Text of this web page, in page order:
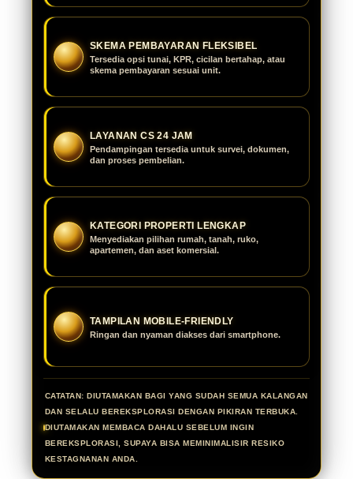
SKEMA PEMBAYARAN FLEKSIBEL
Tersedia opsi tunai, KPR, cicilan bertahap, atau
skema pembayaran sesuai unit.
LAYANAN CS 24 JAM
Pendampingan tersedia untuk survei, dokumen,
dan proses pembelian.
KATEGORI PROPERTI LENGKAP
Menyediakan pilihan rumah, tanah, ruko,
apartemen, dan aset komersial.
TAMPILAN MOBILE-FRIENDLY
Ringan dan nyaman diakses dari smartphone.
CATATAN: DIUTAMAKAN BAGI YANG SUDAH SEMUA KALANGAN
DAN SELALU BEREKSPLORASI DENGAN PIKIRAN TERBUKA.
DIUTAMAKAN MEMBACA DAHALU SEBELUM INGIN
BEREKSPLORASI, SUPAYA BISA MEMINIMALISIR RESIKO
KESTAGNANAN ANDA.